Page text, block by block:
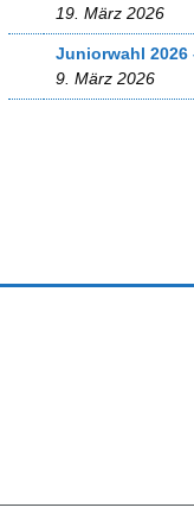
19. März 2026
Juniorwahl 2026
9. März 2026